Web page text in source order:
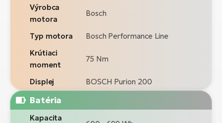
Výrobca
motora
Bosch
Typ motora
Bosch Performance Line
Krútiaci
moment
75 Nm
Displej BOSCH Purion 200
Batéria
Kapacita